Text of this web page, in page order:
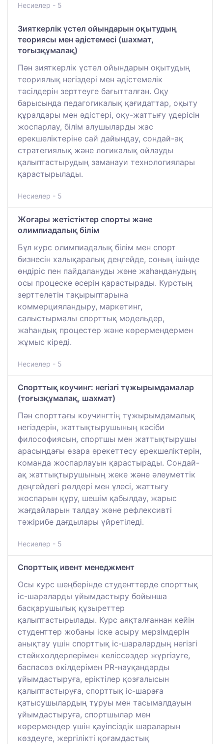
Несиелер - 5
Зияткерлік үстел ойындарын оқытудың
теориясы мен әдістемесі (шахмат,
тоғызқұмалақ)
Пән зияткерлік үстел ойындарын оқытудың
теориялық негіздері мен әдістемелік
тәсілдерін зерттеуге бағытталған. Оқу
барысында педагогикалық қағидаттар, оқыту
құралдары мен әдістері, оқу-жаттығу үдерісін
жоспарлау, білім алушыларды жас
ерекшеліктеріне сай дайындау, сондай-ақ
стратегиялық және логикалық ойлауды
қалыптастырудың заманауи технологиялары
қарастырылады.
Несиелер - 5
Жоғары жетістіктер спорты және
олимпиадалық білім
Бұл курс олимпиадалық білім мен спорт
бизнесін халықаралық деңгейде, соның ішінде
өндіріс пен пайдалануды және жаһанданудың
осы процеске әсерін қарастырады. Курстың
зерттелетін тақырыптарына
коммерцияландыру, маркетинг,
салыстырмалы спорттық модельдер,
жаһандық процестер және көрермендермен
жұмыс кіреді.
Несиелер - 5
Спорттық коучинг: негізгі тұжырымдамалар
(тоғызқұмалақ, шахмат)
Пән спорттағы коучингтің тұжырымдамалық
негіздерін, жаттықтырушының кәсіби
философиясын, спортшы мен жаттықтырушы
арасындағы өзара әрекеттесу ерекшеліктерін,
команда жоспарлауын қарастырады. Сондай-
ақ жаттықтырушының жеке және әлеуметтік
деңгейдегі рөлдері мен үлесі, жаттығу
жоспарын құру, шешім қабылдау, жарыс
жағдайларын талдау және рефлексивті
тәжірибе дағдылары үйретіледі.
Несиелер - 5
Спорттық ивент менеджмент
Осы курс шеңберінде студенттерде спорттық
іс-шараларды ұйымдастыру бойынша
басқарушылық құзыреттер
қалыптастырылады. Курс аяқталғаннан кейін
студенттер жобаны іске асыру мерзімдерін
анықтау үшін спорттық іс-шаралардың негізгі
стейкхолдерлерімен келіссөздер жүргізуге,
баспасөз өкілдерімен PR-науқандарды
ұйымдастыруға, еріктілер қозғалысын
қалыптастыруға, спорттық іс-шараға
қатысушылардың тұруы мен тасымалдауын
ұйымдастыруға, спортшылар мен
көрермендер үшін қауіпсіздік шараларын
көздеуге, жергілікті қоғамдастық